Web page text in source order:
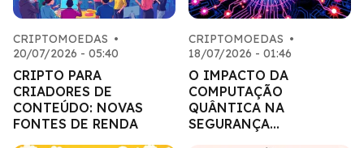
CRIPTOMOEDAS •
20/07/2026 - 05:40
CRIPTO PARA
CRIADORES DE
CONTEÚDO: NOVAS
FONTES DE RENDA
CRIPTOMOEDAS •
18/07/2026 - 01:46
O IMPACTO DA
COMPUTAÇÃO
QUÂNTICA NA
SEGURANÇA